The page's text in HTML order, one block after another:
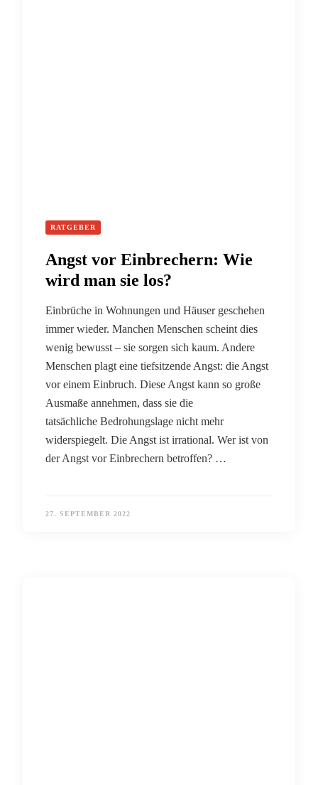
RATGEBER
Angst vor Einbrechern: Wie
wird man sie los?
Einbrüche in Wohnungen und Häuser geschehen
immer wieder. Manchen Menschen scheint dies
wenig bewusst – sie sorgen sich kaum. Andere
Menschen plagt eine tiefsitzende Angst: die Angst
vor einem Einbruch. Diese Angst kann so große
Ausmaße annehmen, dass sie die
tatsächliche Bedrohungslage nicht mehr
widerspiegelt. Die Angst ist irrational. Wer ist von
der Angst vor Einbrechern betroffen? …
27. SEPTEMBER 2022